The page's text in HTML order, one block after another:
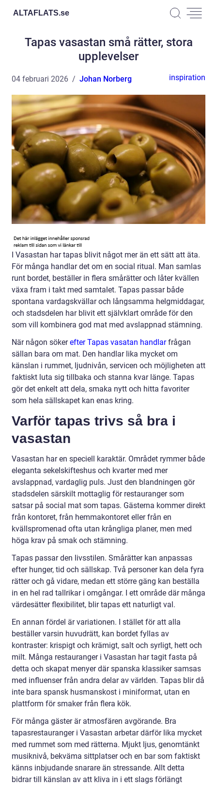
ALTAFLATS.se
Tapas vasastan små rätter, stora
upplevelser
04 februari 2026 Johan Norberg inspiration
I Vasastan har tapas blivit något mer än ett sätt att äta.
För många handlar det om en social ritual. Man samlas
runt bordet, beställer in flera smårätter och låter kvällen
växa fram i takt med samtalet. Tapas passar både
spontana vardagskvällar och långsamma helgmiddagar,
och stadsdelen har blivit ett självklart område för den
som vill kombinera god mat med avslappnad stämning.
När någon sökerefter Tapas vasatan handlarfrågan
sällan bara om mat. Den handlar lika mycket om
känslan i rummet, ljudnivån, servicen och möjligheten att
faktiskt luta sig tillbaka och stanna kvar länge. Tapas
gör det enkelt att dela, smaka nytt och hitta favoriter
som hela sällskapet kan enas kring.
Varför tapas trivs så bra i
vasastan
Vasastan har en speciell karaktär. Området rymmer både
eleganta sekelskifteshus och kvarter med mer
avslappnad, vardaglig puls. Just den blandningen gör
stadsdelen särskilt mottaglig för restauranger som
satsar på social mat som tapas. Gästerna kommer direkt
från kontoret, från hemmakontoret eller från en
kvällspromenad ofta utan krångliga planer, men med
höga krav på smak och stämning.
Tapas passar den livsstilen. Smårätter kan anpassas
efter hunger, tid och sällskap. Två personer kan dela fyra
rätter och gå vidare, medan ett större gäng kan beställa
in en hel rad tallrikar i omgångar. I ett område där många
värdesätter flexibilitet, blir tapas ett naturligt val.
En annan fördel är variationen. I stället för att alla
beställer varsin huvudrätt, kan bordet fyllas av
kontraster: krispigt och krämigt, salt och syrligt, hett och
milt. Många restauranger i Vasastan har tagit fasta på
detta och skapat menyer där spanska klassiker samsas
med influenser från andra delar av världen. Tapas blir då
inte bara spansk husmanskost i miniformat, utan en
plattform för smaker från flera kök.
För många gäster är atmosfären avgörande. Bra
tapasrestauranger i Vasastan arbetar därför lika mycket
med rummet som med rätterna. Mjukt ljus, genomtänkt
musiknivå, bekväma sittplatser och en bar som faktiskt
känns inbjudande snarare än stressande. Allt detta
bidrar till känslan av att kliva in i ett slags förlängt